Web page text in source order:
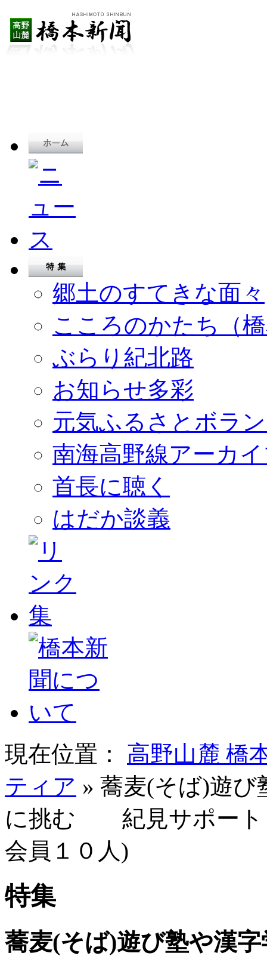
郷土のすてきな面々
こころのかたち（
ぶらり紀北路
お知らせ多彩
元気ふるさとボラ
南海高野線アーカ
首長に聴く
はだか談義
現在位置： 高野山麓 橋
ティア » 蕎麦(そば)遊
に挑む 紀見サポート
会員１０人)
特集
蕎麦(そば)遊び塾や漢